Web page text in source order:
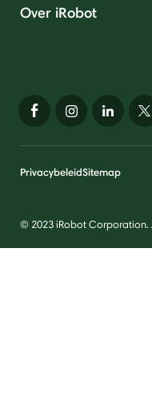
Over iRobot
PrivacybeleidSitemap
© 2023 iRobot Corporation.